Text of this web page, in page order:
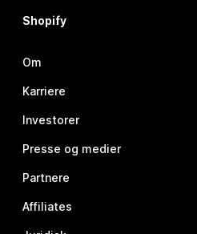
Shopify
Om
Karriere
Investorer
Presse og medier
Partnere
Affiliates